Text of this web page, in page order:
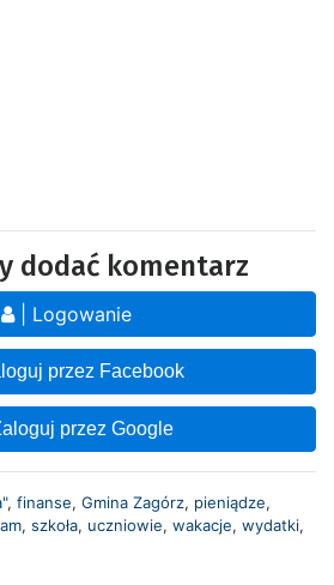
dodać komentarz
| Logowanie
przez Facebook
przez Google
, finanse, Gmina Zagórz, pieniądze,
, szkoła, uczniowie, wakacje, wydatki,